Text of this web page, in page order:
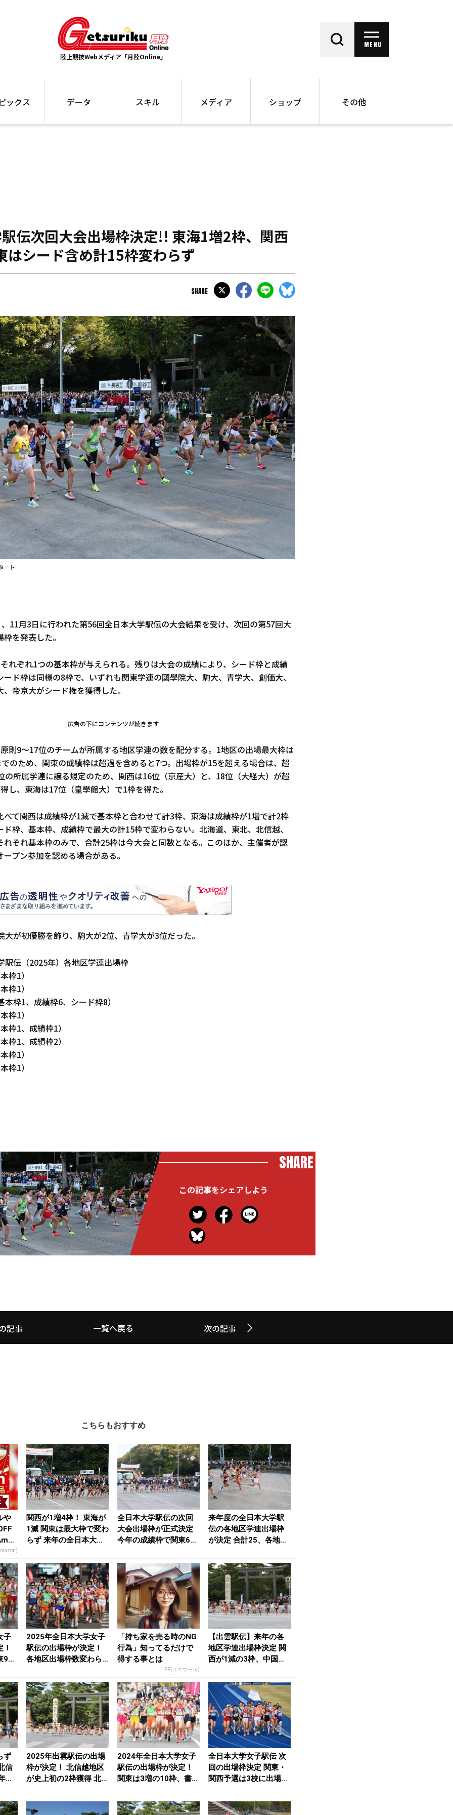
陸上競技Webメディア「月陸Online」
MENU
ックス データ
日本学連加盟大学
スキル メディア ショップ その他
伝次回大会出場枠決定!! 東海1増2枠、関西
はシード含め計15枠変わらず
SHARE
ート
11月3日に行われた第56回全日本大学駅伝の大会結果を受け、次回の第57回大
を発表した。
れぞれ1つの基本枠が与えられる。残りは大会の成績により、シード枠と成績
ード枠は同様の8枠で、いずれも関東学連の國學院大、駒大、青学大、創価大、
帝京大がシード権を獲得した。
広告の下にコンテンツが続きます
則9～17位のチームが所属する地区学連の数を配分する。1地区の出場最大枠は
のため、関東の成績枠は超過を含めると7つ。出場枠が15を超える場合は、超
の所属学連に譲る規定のため、関西は16位（京産大）と、18位（大経大）が超
し、東海は17位（皇學館大）で1枠を得た。
べて関西は成績枠が1減で基本枠と合わせて計3枠、東海は成績枠が1増で計2枠
ド枠、基本枠、成績枠で最大の計15枠で変わらない。北海道、東北、北信越、
れぞれ基本枠のみで、合計25枠は今大会と同数となる。このほか、主催者が認
プン参加を認める場合がある。
大が初優勝を飾り、駒大が2位、青学大が3位だった。
伝（2025年）各地区学連出場枠
枠1）
枠1）
枠1、成績枠6、シード枠8）
枠1）
1、成績枠1）
1、成績枠2）
枠1）
枠1）
SHARE
この記事をシェアしよう
記事 一覧へ戻る 次の記事
こちらもおすすめ
や
関西が1増4枠！ 東海が
1減 関東は最大枠で変わ
らず 来年の全日本大学
全日本大学駅伝の次回
大会出場枠が正式決定
今年の成績枠で関東6、
来年度の全日本大学駅
伝の各地区学連出場枠
が決定 合計25、各地区
子
9
2025年全日本大学女子
駅伝の出場枠が決定！
各地区出場枠数変わら
「持ち家を売る時のNG
行為」知ってるだけで
得する事とは
PR(イエウール)
【出雲駅伝】来年の各
地区学連出場枠決定 関
西が1減の3枠、中国四
ず
信
出
2025年出雲駅伝の出場
枠が決定！ 北信越地区
が史上初の2枠獲得 北海
2024年全日本大学女子
駅伝の出場枠が決定！
関東は3増の10枠、書類
全日本大学女子駅伝 次
回の出場枠決定 関東・
関西予選は3校に出場権